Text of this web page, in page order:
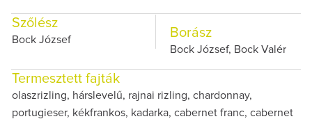
Szőlész
Bock József Borász
Bock József, Bock Valér
Termesztett fajták
olaszrizling, hárslevelű, rajnai rizling, chardonnay,
portugieser, kékfrankos, kadarka, cabernet franc, cabernet